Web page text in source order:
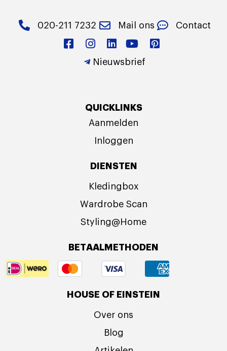
020-211 7232 Mail ons Contact
Nieuwsbrief
QUICKLINKS
Aanmelden
Inloggen
DIENSTEN
Kledingbox
Wardrobe Scan
Styling@Home
BETAALMETHODEN
HOUSE OF EINSTEIN
Over ons
Blog